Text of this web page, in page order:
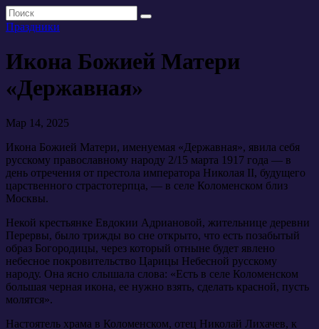
Праздники
Икона Божией Матери
«Державная»
Мар 14, 2025
Икона Божией Матери, именуемая «Державная», явила себя
русскому православному народу 2/15 марта 1917 года — в
день отречения от престола императора Николая II, будущего
царственного страстотерпца, — в селе Коломенском близ
Москвы.
Некой крестьянке Евдокии Адриановой, жительнице деревни
Перервы, было трижды во сне открыто, что есть позабытый
образ Богородицы, через который отныне будет явлено
небесное покровительство Царицы Небесной русскому
народу. Она ясно слышала слова: «Есть в селе Коломенском
большая черная икона, ее нужно взять, сделать красной, пусть
молятся».
Настоятель храма в Коломенском, отец Николай Лихачев, к